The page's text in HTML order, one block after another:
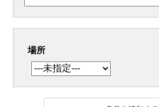
場所